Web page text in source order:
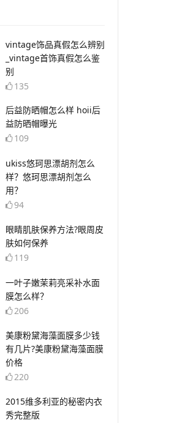
​vintage饰品真假怎么辨别
_vintage首饰真假怎么鉴
别
135
​后益防晒帽怎么样 hoii后
益防晒帽曝光
109
​ukiss悠珂思漂胡剂怎么
样？悠珂思漂胡剂怎么
用？
94
​眼睛肌肤保养方法?眼周皮
肤如何保养
119
​一叶子嫩茉莉亮采补水面
膜怎么样？
206
​美康粉黛海藻面膜多少钱
有几片?美康粉黛海藻面膜
价格
220
​2015维多利亚的秘密内衣
秀完整版